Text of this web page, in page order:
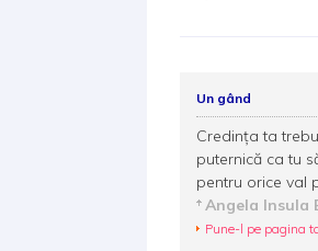
Un gând
Credinţa ta
puternică ca tu
pentru orice val
Angela Insula
Pune-l pe pagina